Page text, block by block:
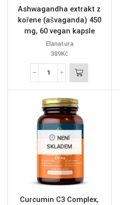
Ashwagandha extrakt z
kořene (ašvaganda) 450
mg, 60 vegan kapsle
Elanatura
389Kč
NENÍ
SKLADEM
Curcumin C3 Complex,